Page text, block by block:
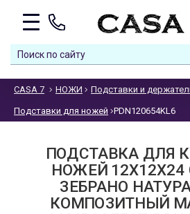
CASA 7 НОЖИ Подставки и
Подставки для ножей PDN120654KL6
ПОДСТАВКА ДЛЯ
НОЖЕЙ
ЗЕБРАНО
КОМПОЗИТНЫЙ